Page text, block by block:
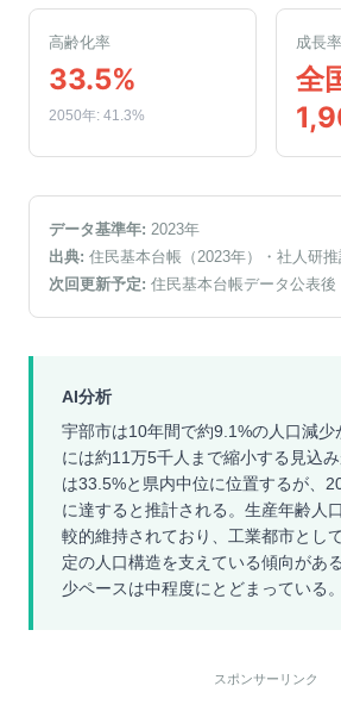
高齢化率
33.5%
2050年: 41.3%
成長
全
データ基準年: 2023年
出典: 住民基本台帳（2023年）
・社人研
次回更新予定: 住民基本台帳データ公表後
AI分析
宇部市は10年間で約9.1%の人口減
には約11万5千人まで縮小する見込
は33.5%と県内中位に位置するが、
に達すると推計される。生産年齢人
較的維持されており、工業都市とし
定の人口構造を支えている傾向があ
少ペースは中程度にとどまっている。
スポンサーリンク